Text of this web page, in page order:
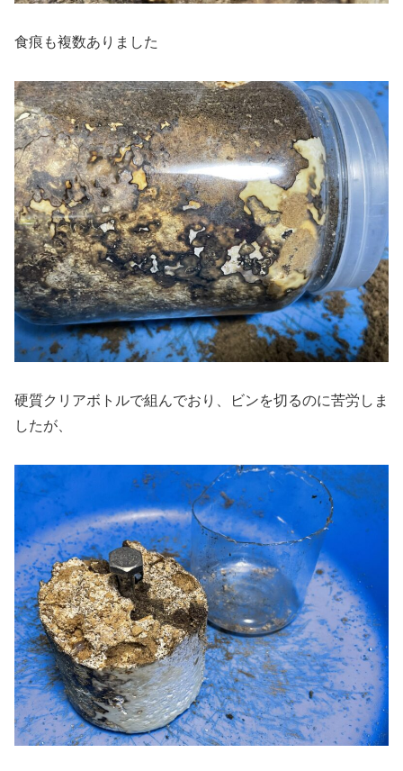
食痕も複数ありました
硬質クリアボトルで組んでおり、ビンを切るのに苦労しま
したが、